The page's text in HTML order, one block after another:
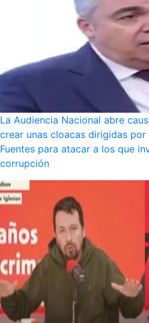
La Audiencia Nacional abre
crear unas cloacas dirigidas por
Fuentes para atacar a los que
corrupción